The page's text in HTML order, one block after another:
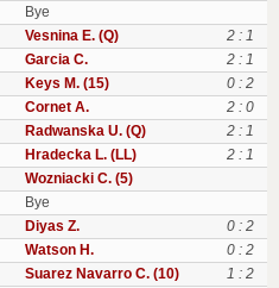
Bye
Vesnina E. (Q)
2 : 1
Garcia C.
2 : 1
Keys M. (15)
0 : 2
Cornet A.
2 : 0
Radwanska U. (Q)
2 : 1
Hradecka L. (LL)
2 : 1
Wozniacki C. (5)
Bye
Diyas Z.
0 : 2
Watson H.
0 : 2
Suarez Navarro C. (10)
1 : 2